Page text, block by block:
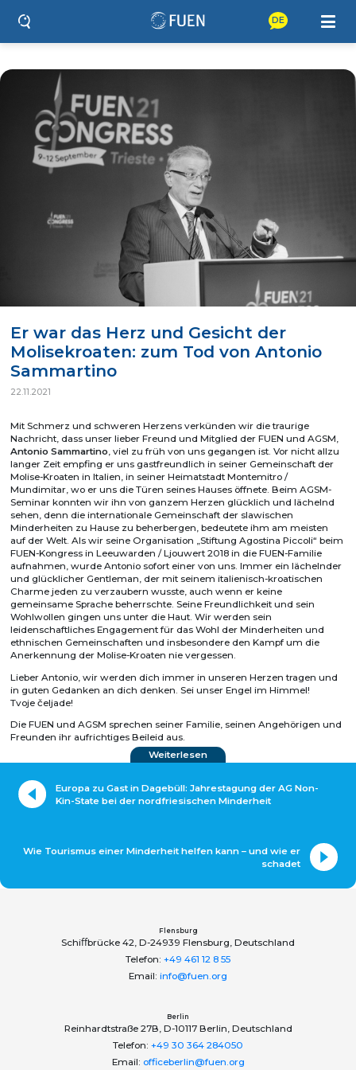
DE
Er war das Herz und Gesicht der
Molisekroaten: zum Tod von Antonio
Sammartino
22.11.2021
Mit Schmerz und schweren Herzens verkünden wir die traurige
Nachricht, dass unser lieber Freund und Mitglied der FUEN und AGSM,
Antonio Sammartino, viel zu früh von uns gegangen ist. Vor nicht allzu
langer Zeit empfing er uns gastfreundlich in seiner Gemeinschaft der
Molise-Kroaten in Italien, in seiner Heimatstadt Montemitro /
Mundimitar, wo er uns die Türen seines Hauses öffnete. Beim AGSM-
Seminar konnten wir ihn von ganzem Herzen glücklich und lächelnd
sehen, denn die internationale Gemeinschaft der slawischen
Minderheiten zu Hause zu beherbergen, bedeutete ihm am meisten
auf der Welt. Als wir seine Organisation „Stiftung Agostina Piccoli“ beim
FUEN-Kongress in Leeuwarden / Ljouwert 2018 in die FUEN-Familie
aufnahmen, wurde Antonio sofort einer von uns. Immer ein lächelnder
und glücklicher Gentleman, der mit seinem italienisch-kroatischen
Charme jeden zu verzaubern wusste, auch wenn er keine
gemeinsame Sprache beherrschte. Seine Freundlichkeit und sein
Wohlwollen gingen uns unter die Haut. Wir werden sein
leidenschaftliches Engagement für das Wohl der Minderheiten und
ethnischen Gemeinschaften und insbesondere den Kampf um die
Anerkennung der Molise-Kroaten nie vergessen.
Lieber Antonio, wir werden dich immer in unseren Herzen tragen und
in guten Gedanken an dich denken. Sei unser Engel im Himmel!
Tvoječeljade!
Die FUEN und AGSM sprechen seiner Familie, seinen Angehörigen und
Freunden ihr aufrichtiges Beileid aus.
Weiterlesen
Europa zu Gast in Dagebüll: Jahrestagung der AG Non-
Kin-State bei der nordfriesischen Minderheit
Wie Tourismus einer Minderheit helfen kann – und wie er
schadet
Flensburg
Schiﬀbrücke 42, D-24939 Flensburg, Deutschland
Telefon: +49 461 12 8 55
Email: info@fuen.org
Berlin
Reinhardtstraße 27B, D-10117 Berlin, Deutschland
Telefon: +49 30 364 284050
Email: officeberlin@fuen.org